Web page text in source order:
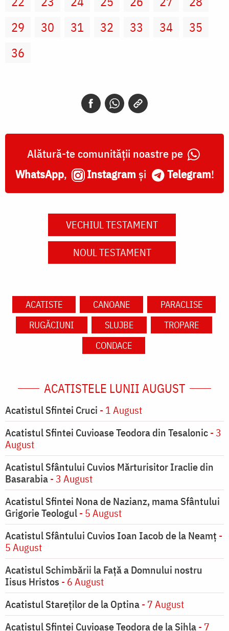
29
30 31 32 33 34
35
36
Alătură-te comunității noastre pe
WhatsApp, Instagram și Telegram!
VECHIUL TESTAMENT
NOUL TESTAMENT
ACATISTE CANOANE
PARACLISE
RUGĂCIUNI
SLUJBE
TROPARE
CONDACE
ACATISTELE LUNII AUGUST
Acatistul Sfintei Cruci - 1 August
Acatistul Sfintei Cuvioase Teodora din Tesalonic- 3
August
Acatistul Sfântului Cuvios Mărturisitor Iraclie din
Basarabia- 3 August
Acatistul Sfintei Nona de Nazianz, mama Sfântului
Grigorie Teologul- 5 August
Acatistul Sfântului Cuvios Ioan Iacob de la Neamț -
5 August
Acatistul Schimbării la Faţă a Domnului nostru
Iisus Hristos - 6 August
Acatistul Stareţilor de la Optina- 7 August
Acatistul Sfintei Cuvioase Teodora de la Sihla- 7